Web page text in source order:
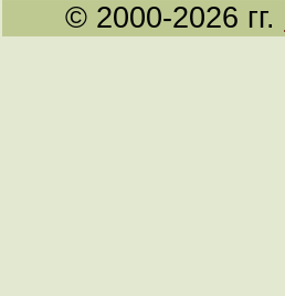
© 2000-2026 гг.